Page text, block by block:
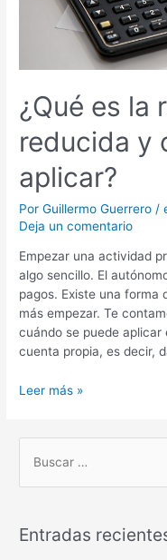
¿Qué es la
reducida y
aplicar?
PorGuillermo Guerrero /
Deja un comentario
Empezar una actividad
algo sencillo. El
pagos. Existe una forma
más empezar. Te
cuándo se puede
cuenta propia, es decir,
aplicar?
Leer más »
u
c
Entradas